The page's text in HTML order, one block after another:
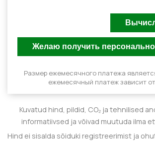
Размер ежемесячного платежа
ежемесячный платеж зависит
Kuvatud hind, pildid, CO₂ ja tehnilised
informatiivsed ja võivad muutuda ilma
Hind ei sisalda sõiduki registreerimist ja